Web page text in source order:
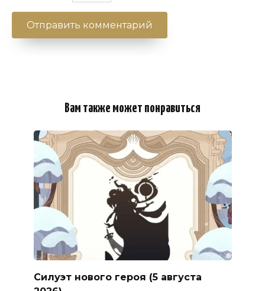
Вам также может понравиться
Силуэт нового героя (5 августа